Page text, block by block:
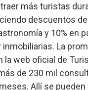
más turistas
descuentos de
y 10% en
inmobiliarias. La
la web oficial de
de 230 mil
Allí se